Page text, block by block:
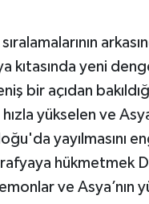
kıtasında yeni
bir açıdan
yükselen ve
yayılmasını
hükmetmek
ve Asya’nın